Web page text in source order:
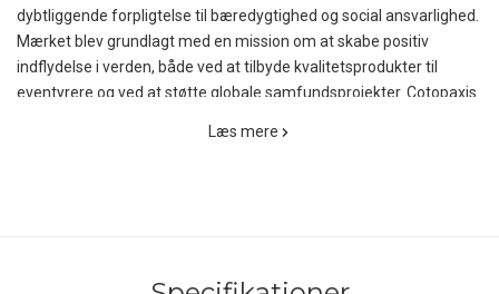
dybtliggende forpligtelse til bæredygtighed og social ansvarlighed.
Mærket blev grundlagt med en mission om at skabe positiv
indflydelse i verden, både ved at tilbyde kvalitetsprodukter til
eventyrere og ved at støtte globale samfundsprojekter. Cotopaxis
Læs mere